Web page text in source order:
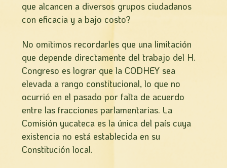
que alcancen a diversos grupos ciudadanos
con eficacia y a bajo costo?
No omitimos recordarles que una limitación
que depende directamente del trabajo del H.
Congreso es lograr que la CODHEY sea
elevada a rango constitucional, lo que no
ocurrió en el pasado por falta de acuerdo
entre las fracciones parlamentarias. La
Comisión yucateca es la única del paí­s cuya
existencia no está establecida en su
Constitución local.